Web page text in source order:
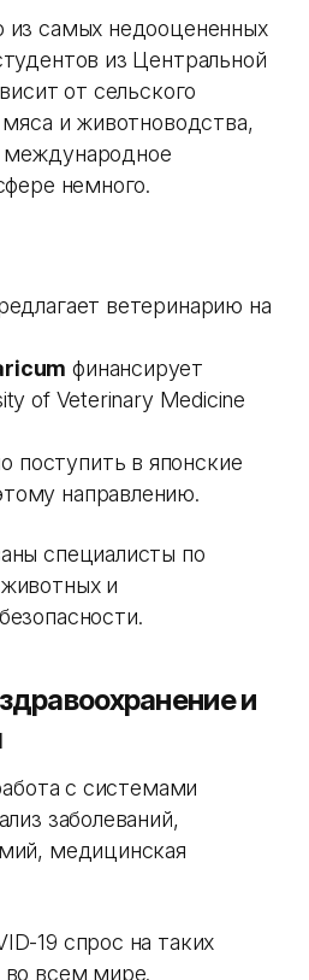
самых недооцененных
из Центральной
от сельского
мяса и животноводства,
немного.
ветеринарию на
финансирует
of Veterinary Medicine
поступить в японские
направлению.
специалисты по
и
и
с системами
заболеваний,
медицинская
19 спрос на таких
во всем мире.